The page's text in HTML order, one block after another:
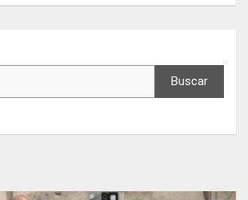
Buscar